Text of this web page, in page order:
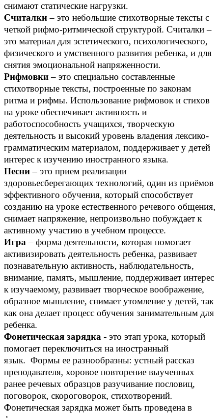
снимают статические нагрузки.
Считалки– это небольшие стихотворные тексты с
четкой рифмо-ритмической структурой. Считалки –
это материал для эстетического, психологического,
физического и умственного развития ребенка, и для
снятия эмоциональной напряженности.
Рифмовки– это специально составленные
стихотворные тексты, построенные по законам
ритма и рифмы. Использование рифмовок и стихов
на уроке обеспечивает активность и
работоспособность учащихся, творческую
деятельность и высокий уровень владения лексико-
грамматическим материалом, поддерживает у детей
интерес к изучению иностранного языка.
Песни– это прием реализации
здоровьесберегающих технологий, один из приёмов
эффективного обучения, который способствует
созданию на уроке естественного речевого общения,
снимает напряжение, непроизвольно побуждает к
активному участию в учебном процессе.
Игра– форма деятельности, которая помогает
активизировать деятельность ребенка, развивает
познавательную активность, наблюдательность,
внимание, память, мышление, поддерживает интерес
к изучаемому, развивает творческое воображение,
образное мышление, снимает утомление у детей, так
как она делает процесс обучения занимательным для
ребенка.
Фонетическая зарядка - это этап урока, который
помогает переключиться на иностранный
язык. Формы ее разнообразны: устный рассказ
преподавателя, хоровое повторение выученных
ранее речевых образцов разучивание пословиц,
поговорок, скороговорок, стихотворений.
Фонетическая зарядка может быть проведена в